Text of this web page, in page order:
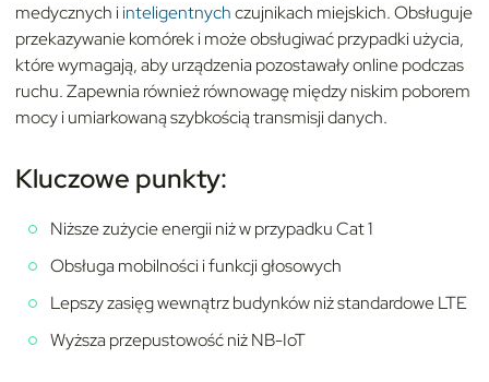
medycznych iinteligentnychczujnikach miejskich. Obsługuje
przekazywanie komórek i może obsługiwać przypadki użycia,
które wymagają, aby urządzenia pozostawały online podczas
ruchu. Zapewnia również równowagę między niskim poborem
mocy i umiarkowaną szybkością transmisji danych.
Kluczowe punkty:
Niższe zużycie energii niż w przypadku Cat 1
Obsługa mobilności i funkcji głosowych
Lepszy zasięg wewnątrz budynków niż standardowe LTE
Wyższa przepustowość niż NB-IoT